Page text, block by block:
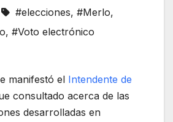
#elecciones, #Merlo,
, #Voto electrónico
manifestó el Intendente de
consultado acerca de las
desarrolladas en